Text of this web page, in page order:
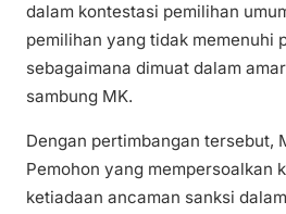
dalam kontestasi pemilihan
pemilihan yang tidak memenuhi
sebagaimana dimuat dalam
sambung MK.
Dengan pertimbangan tersebut,
Pemohon yang mempersoalkan
ketiadaan ancaman sanksi